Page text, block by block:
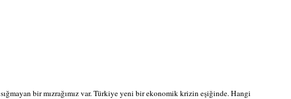
bir mızrağımız var. Türkiye yeni bir ekonomik krizin eşiğinde. Hangi